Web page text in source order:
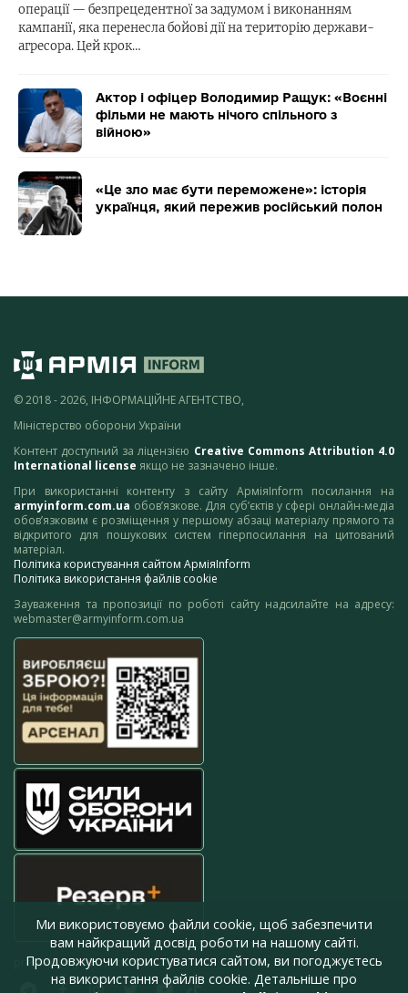
операції — безпрецедентної за задумом і виконанням
кампанії, яка перенесла бойові дії на територію держави-
агресора. Цей крок…
Актор і офіцер Володимир Ращук: «Воєнні
фільми не мають нічого спільного з
війною»
«Це зло має бути переможене»: історія
українця, який пережив російський полон
© 2018 - 2026, ІНФОРМАЦІЙНЕ АГЕНТСТВО,
Міністерство оборони України
Контент доступний за ліцензією Creative Commons Attribution 4.0
International license якщо не зазначено інше.
При використанні контенту з сайту АрміяInform посилання на
armyinform.com.ua обов’язкове. Для суб’єктів у сфері онлайн-медіа
обов’язковим є розміщення у першому абзаці матеріалу прямого та
відкритого для пошукових систем гіперпосилання на цитований
матеріал.
Політика користування сайтом АрміяInform
Політика використання файлів cookie
Зауваження та пропозиції по роботі сайту надсилайте на адресу:
webmaster@armyinform.com.ua
press@armyinform.com.ua
Ми використовуємо файли cookie, щоб забезпечити
вам найкращий досвід роботи на нашому сайті.
Продовжуючи користуватися сайтом, ви погоджуєтесь
на використання файлів cookie. Детальніше про